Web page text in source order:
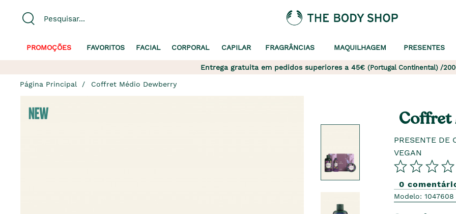
PROMOÇÕES FAVORITOS FACIAL CORPORAL CAPILAR FRAGRÂNCIAS MAQUILHAGEM PRESENTES
Entrega gratuita em pedidos superiores a 45€ (Portugal Continental) /
Página Principal Coffret Médio Dewberry
Coffret
PRESENTE DE
VEGAN
0
Modelo: 1047608